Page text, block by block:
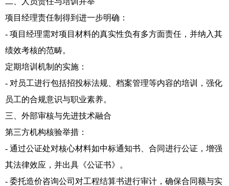
项目经理责任制得到进一步明确：
- 项目经理需对项目材料的真实性负有多方面责任，并纳入其
绩效考核的范畴。
定期培训机制的实施：
- 对员工进行包括招投标法规、档案管理等内容的培训，强化
员工的合规意识与职业素养。
三、外部审核与先进技术融合
第三方机构核验举措：
- 通过公证处对核心材料如中标通知书、合同进行公证，增强
其法律效应，并出具《公证书》。
- 委托造价咨询公司对工程结算书进行审计，确保合同额与实